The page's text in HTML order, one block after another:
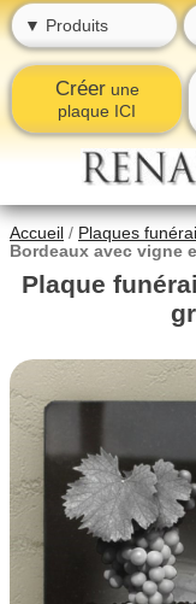
▼ Produits
Créerune
plaque ICI
Accueil / Plaques
Bordeaux avec vigne
Plaque